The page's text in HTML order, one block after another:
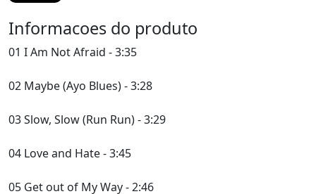
Informacoes do produto
01 I Am Not Afraid - 3:35
02 Maybe (Ayo Blues) - 3:28
03 Slow, Slow (Run Run) - 3:29
04 Love and Hate - 3:45
05 Get out of My Way - 2:46